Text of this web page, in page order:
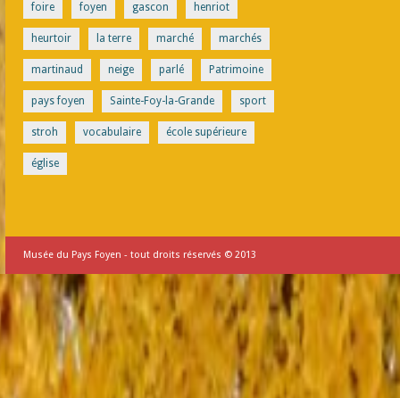
foire foyen gascon henriot
heurtoir la terre marché marchés
martinaud neige parlé Patrimoine
pays foyen Sainte-Foy-la-Grande sport
stroh vocabulaire école supérieure
église
Musée du Pays Foyen - tout droits réservés © 2013